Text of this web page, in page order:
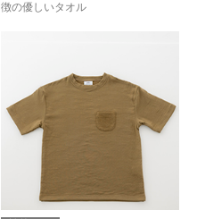
徴の優しいタオル